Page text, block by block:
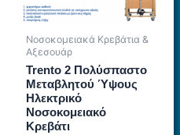
του
προϊόντος
Νοσοκομειακά Κρεβάτια &
Αξεσουάρ
Trento 2 Πολύσπαστο
Μεταβλητού Ύψους
Ηλεκτρικό
Νοσοκομειακό
Κρεβάτι